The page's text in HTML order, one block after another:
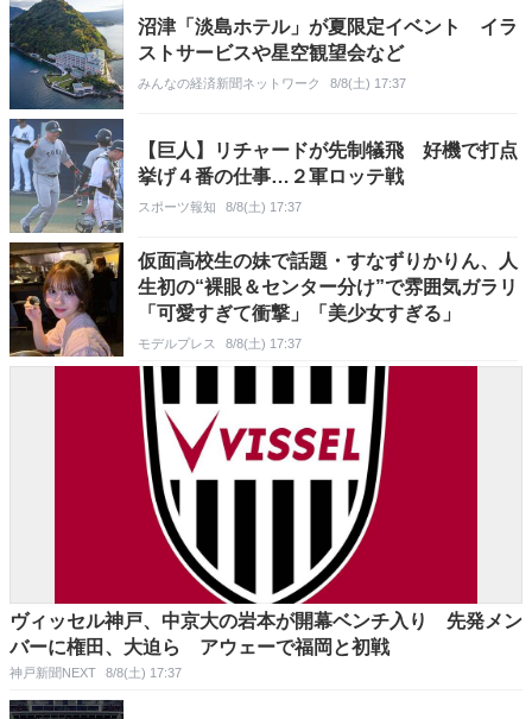
沼津「淡島ホテル」が夏限定イベント イラ
ストサービスや星空観望会など
みんなの経済新聞ネットワーク 8/8(土) 17:37
【巨人】リチャードが先制犠飛 好機で打点
挙げ４番の仕事…２軍ロッテ戦
スポーツ報知 8/8(土) 17:37
仮面高校生の妹で話題・すなずりかりん、人
生初の“裸眼＆センター分け”で雰囲気ガラリ
「可愛すぎて衝撃」「美少女すぎる」
モデルプレス 8/8(土) 17:37
ヴィッセル神戸、中京大の岩本が開幕ベンチ入り 先発メン
バーに権田、大迫ら アウェーで福岡と初戦
神戸新聞NEXT 8/8(土) 17:37